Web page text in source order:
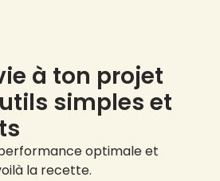
à ton projet
simples et
optimale et
la recette.